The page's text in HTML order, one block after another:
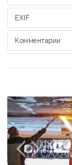
EXIF
Комментарии